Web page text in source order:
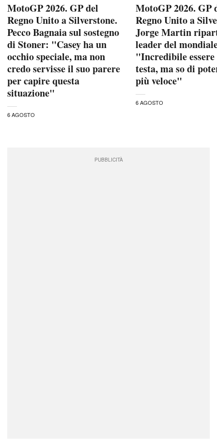
MotoGP 2026. GP del
Regno Unito a Silverstone.
Pecco Bagnaia sul sostegno
di Stoner: "Casey ha un
occhio speciale, ma non
credo servisse il suo parere
per capire questa
situazione"
6 AGOSTO
MotoGP 2026. GP
Regno Unito a
Jorge Martin
leader del
"Incredibile
testa, ma so di
più veloce"
6 AGOSTO
PUBBLICITÀ